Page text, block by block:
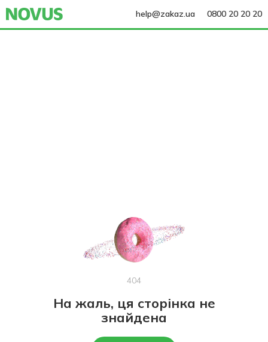
help@zakaz.ua 0800 20 20 20
404
На жаль, ця сторінка не
знайдена